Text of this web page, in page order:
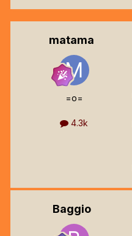
matama
=o=
4.3k
Baggio